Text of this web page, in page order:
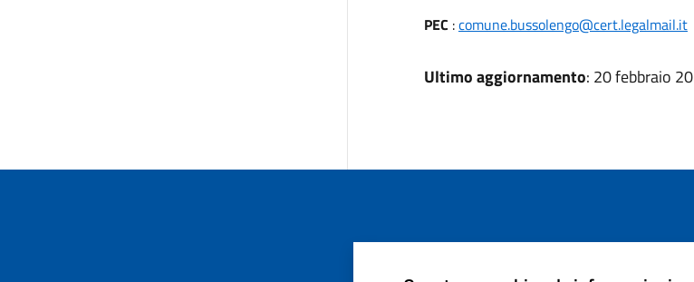
PEC :comune.bussolengo@cert.legalmail.it
Ultimo aggiornamento: 20 febbraio